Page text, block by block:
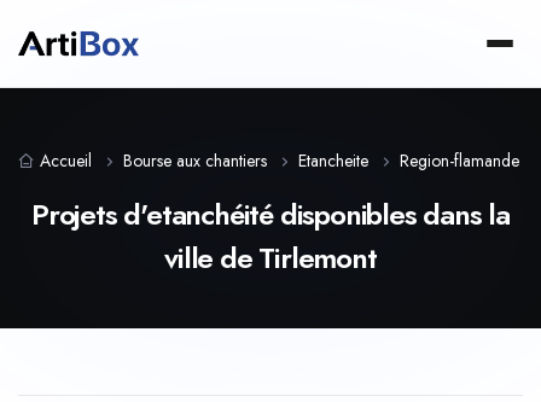
Accueil Bourse aux chantiers Etancheite Region-flamande
Projets d'etanchéité disponibles dans la
ville de Tirlemont